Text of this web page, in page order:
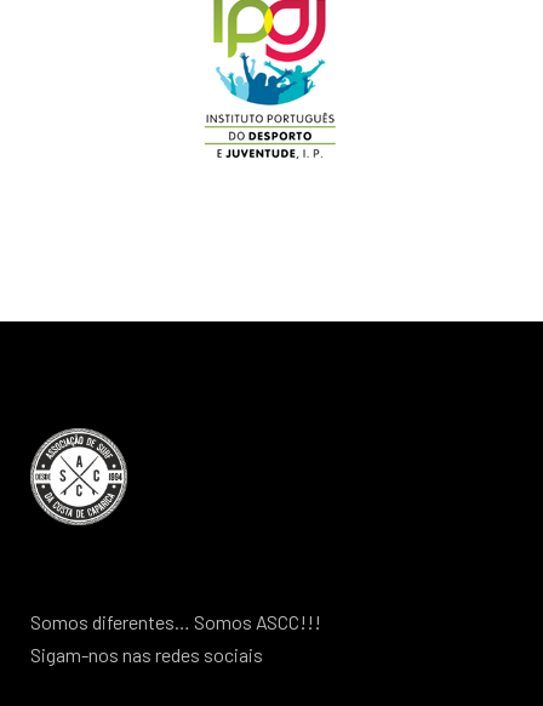
Somos diferentes… Somos ASCC!!!
Sigam-nos nas redes sociais